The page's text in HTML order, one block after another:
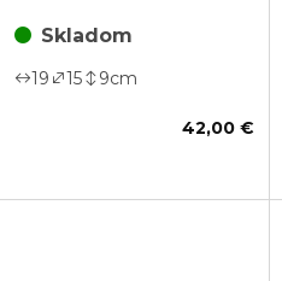
Skladom
19 15 9cm
42,00 €